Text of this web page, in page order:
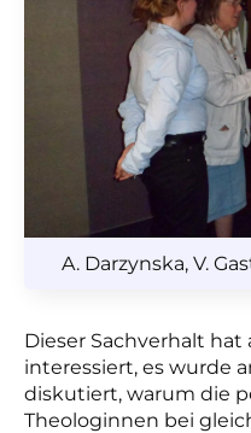
A. Darzynska, V.
Dieser Sachverhalt hat
interessiert, es wurde
diskutiert, warum die
Theologinnen bei